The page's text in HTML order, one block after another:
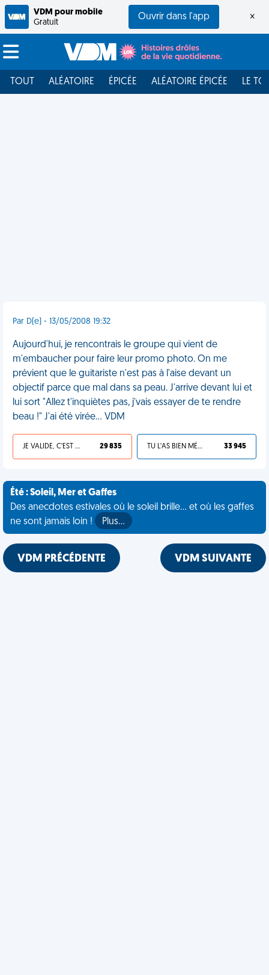
VDM pour mobile
Gratuit
Ouvrir dans l'app ×
TOUT ALÉATOIRE ÉPICÉE ALÉATOIRE ÉPICÉE LE
Par D(e) - 13/05/2008 19:32
Aujourd'hui, je rencontrais le groupe qui vient de
m'embaucher pour faire leur promo photo. On me
prévient que le guitariste n'est pas à l'aise devant un
objectif parce que mal dans sa peau. J'arrive devant lui et
lui sort "Allez t'inquiètes pas, j'vais essayer de te rendre
beau !" J'ai été virée... VDM
JE VALIDE, C'EST UNE VDM 29 835 TU L'AS BIEN MÉRITÉ 33 945
Été : Soleil, Mer et Gaffes
Des anecdotes estivales où le soleil brille... et où les gaffes
ne sont jamais loin !
Plus…
VDM PRÉCÉDENTE VDM SUIVANTE